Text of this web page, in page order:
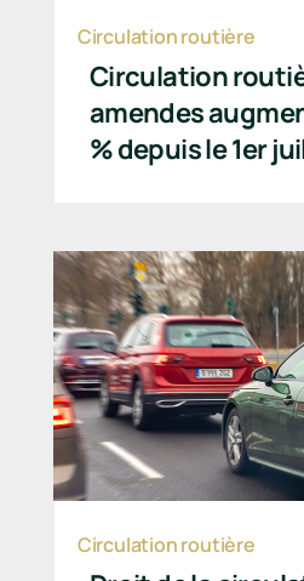
Circulation
amendes
% depuis le 1er
Circulation routière
Circulation routière